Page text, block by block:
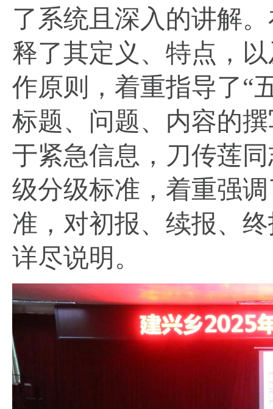
了系统且深入的讲解
释了其定义、特点，
作原则，着重指导了“
标题、问题、内容的
于紧急信息，刀传莲
级分级标准，着重强
准，对初报、续报、
详尽说明。